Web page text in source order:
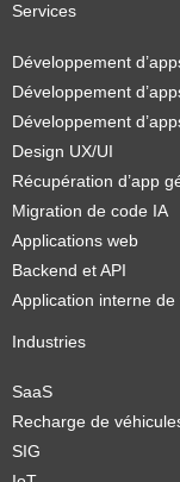
Services
Développement
Développement
Développement
Design UX/UI
Récupération d’app
Migration de code IA
Applications web
Backend et API
Application interne de
Industries
SaaS
Recharge de
SIG